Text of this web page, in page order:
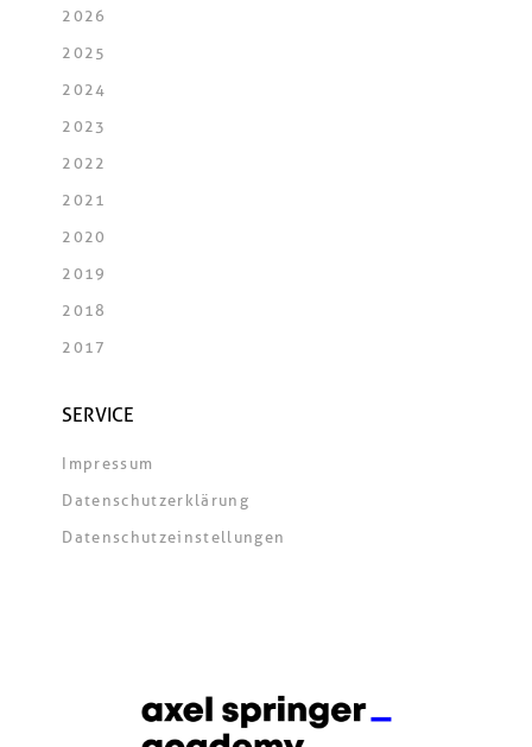
2026
2025
2024
2023
2022
2021
2020
2019
2018
2017
SERVICE
Impressum
Datenschutzerklärung
Datenschutzeinstellungen